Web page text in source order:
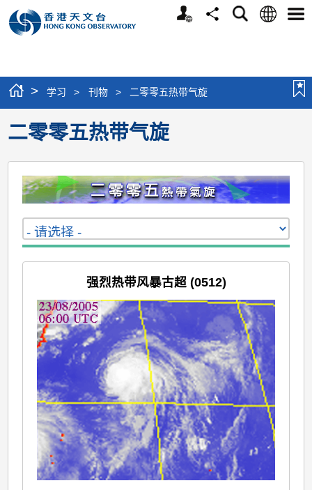
个
分
搜
语
选
> 学习 > 刊物 > 二零零五热带气旋
二零零五热带气旋
强烈热带风暴古超 (0512)